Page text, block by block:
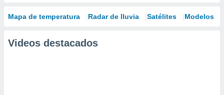
Mapa de temperatura Radar de lluvia Satélites Modelos
Videos destacados